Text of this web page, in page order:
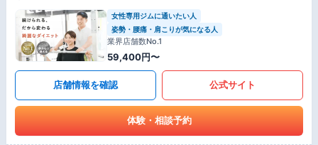
女性専用ジムに通いたい人
姿勢・腰痛・肩こりが気になる人
業界店舗数No.1
59,400円〜
店舗情報を確認 公式サイト
体験・相談予約